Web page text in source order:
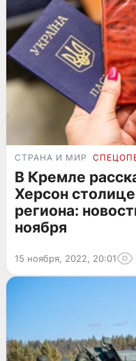
СТРАНА И МИР
В Кремле
Херсон
региона:
ноября
15 ноября, 2022, 20:01